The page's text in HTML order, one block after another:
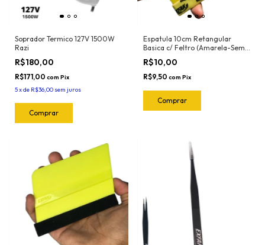
Soprador Termico 127V 1500W
Razi
R$180,00
R$171,00 com Pix
5xde R$36,00 sem juros
Espatula 10cm Retangular
Basica c/ Feltro (Amarela-Semi
Flexivel) 50-2032 Exfak
R$10,00
R$9,50 com Pix